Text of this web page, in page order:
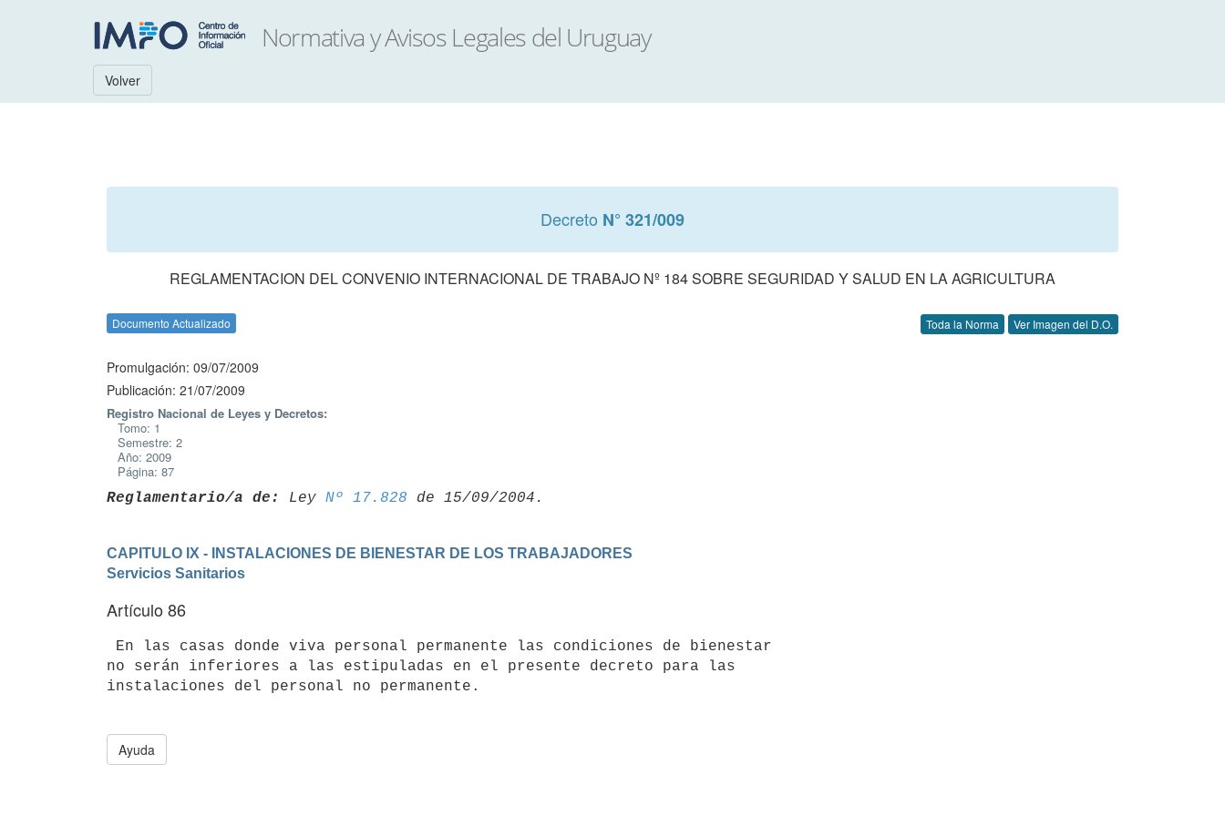
Volver
Decreto N° 321/009
REGLAMENTACION DEL CONVENIO INTERNACIONAL DE TRABAJO Nº 184 SOBRE SEGURIDAD Y SALUD EN LA AGRICULTURA
Documento Actualizado Toda la Norma Ver Imagen del D.O.
Promulgación: 09/07/2009
Publicación: 21/07/2009
Registro Nacional de Leyes y Decretos:
Tomo: 1
Semestre: 2
Año: 2009
Página: 87
Reglamentario/a de: Ley Nº 17.828
CAPITULO IX - INSTALACIONES DE BIENESTAR DE LOS TRABAJADORES
Servicios Sanitarios
Artículo 86
no serán inferiores a las estipuladas en el presente decreto para las
instalaciones del personal no permanente.
Ayuda